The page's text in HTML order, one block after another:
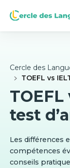
Cercle des
TOEFL vs
TOEFL
test
Les différences
compétences
conseils